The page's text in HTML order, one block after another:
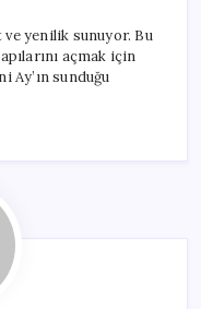
ve yenilik sunuyor. Bu
açmak için
Ay’ın sunduğu